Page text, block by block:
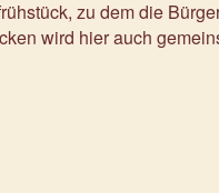
zu dem die
wird hier auch